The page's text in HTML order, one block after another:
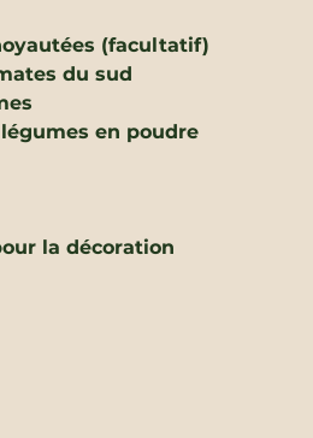
(facultatif)
du sud
en poudre
la décoration